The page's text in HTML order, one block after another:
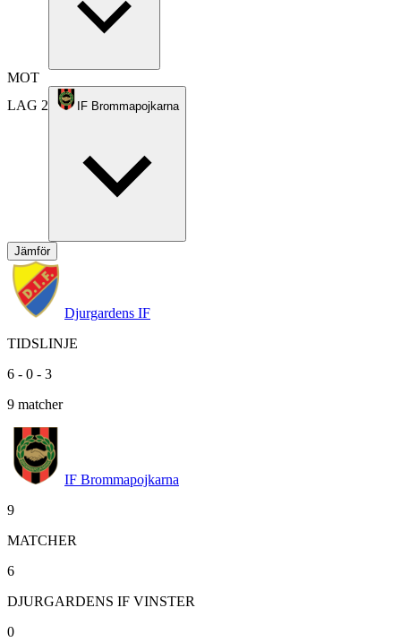
MOT
LAG 2
IF Brommapojkarna
Jämför
Djurgardens IF
TIDSLINJE
6 - 0 - 3
9 matcher
IF Brommapojkarna
9
MATCHER
6
DJURGARDENS IF VINSTER
0